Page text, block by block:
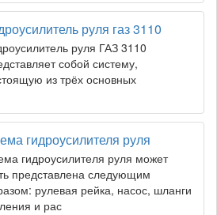
руля газ 3110
руля ГАЗ 3110
собой систему,
из трёх основных
гидроусилителя руля
гидроусилителя руля может
представлена следующим
рулевая рейка, насос, шланги
и рас